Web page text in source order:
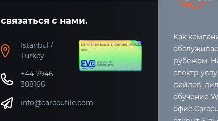
связаться с нами.
Istanbul /
Turkey
+44 7946
388166
info@carecufile.com
Как
рубежом.
спектр
файлов,
обучение
офис